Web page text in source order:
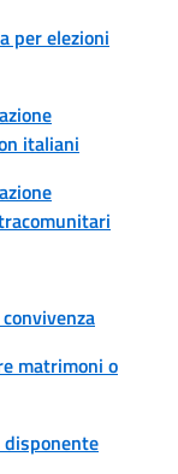
per elezioni
italiani
matrimoni o
disponente